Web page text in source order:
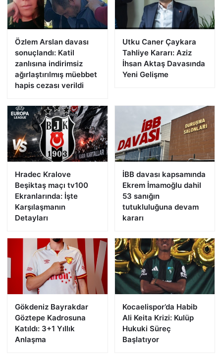
Özlem Arslan davası
sonuçlandı: Katil
zanlısına indirimsiz
ağırlaştırılmış müebbet
hapis cezası verildi
Utku Caner Çaykara
Tahliye Kararı: Aziz
İhsan Aktaş Davasında
Yeni Gelişme
Hradec Kralove
Beşiktaş maçı tv100
Ekranlarında: İşte
Karşılaşmanın
Detayları
İBB davası kapsamında
Ekrem İmamoğlu dahil
53 sanığın
tutukluluğuna devam
kararı
Gökdeniz Bayrakdar
Göztepe Kadrosuna
Katıldı: 3+1 Yıllık
Anlaşma
Kocaelispor’da Habib
Ali Keita Krizi: Kulüp
Hukuki Süreç
Başlatıyor